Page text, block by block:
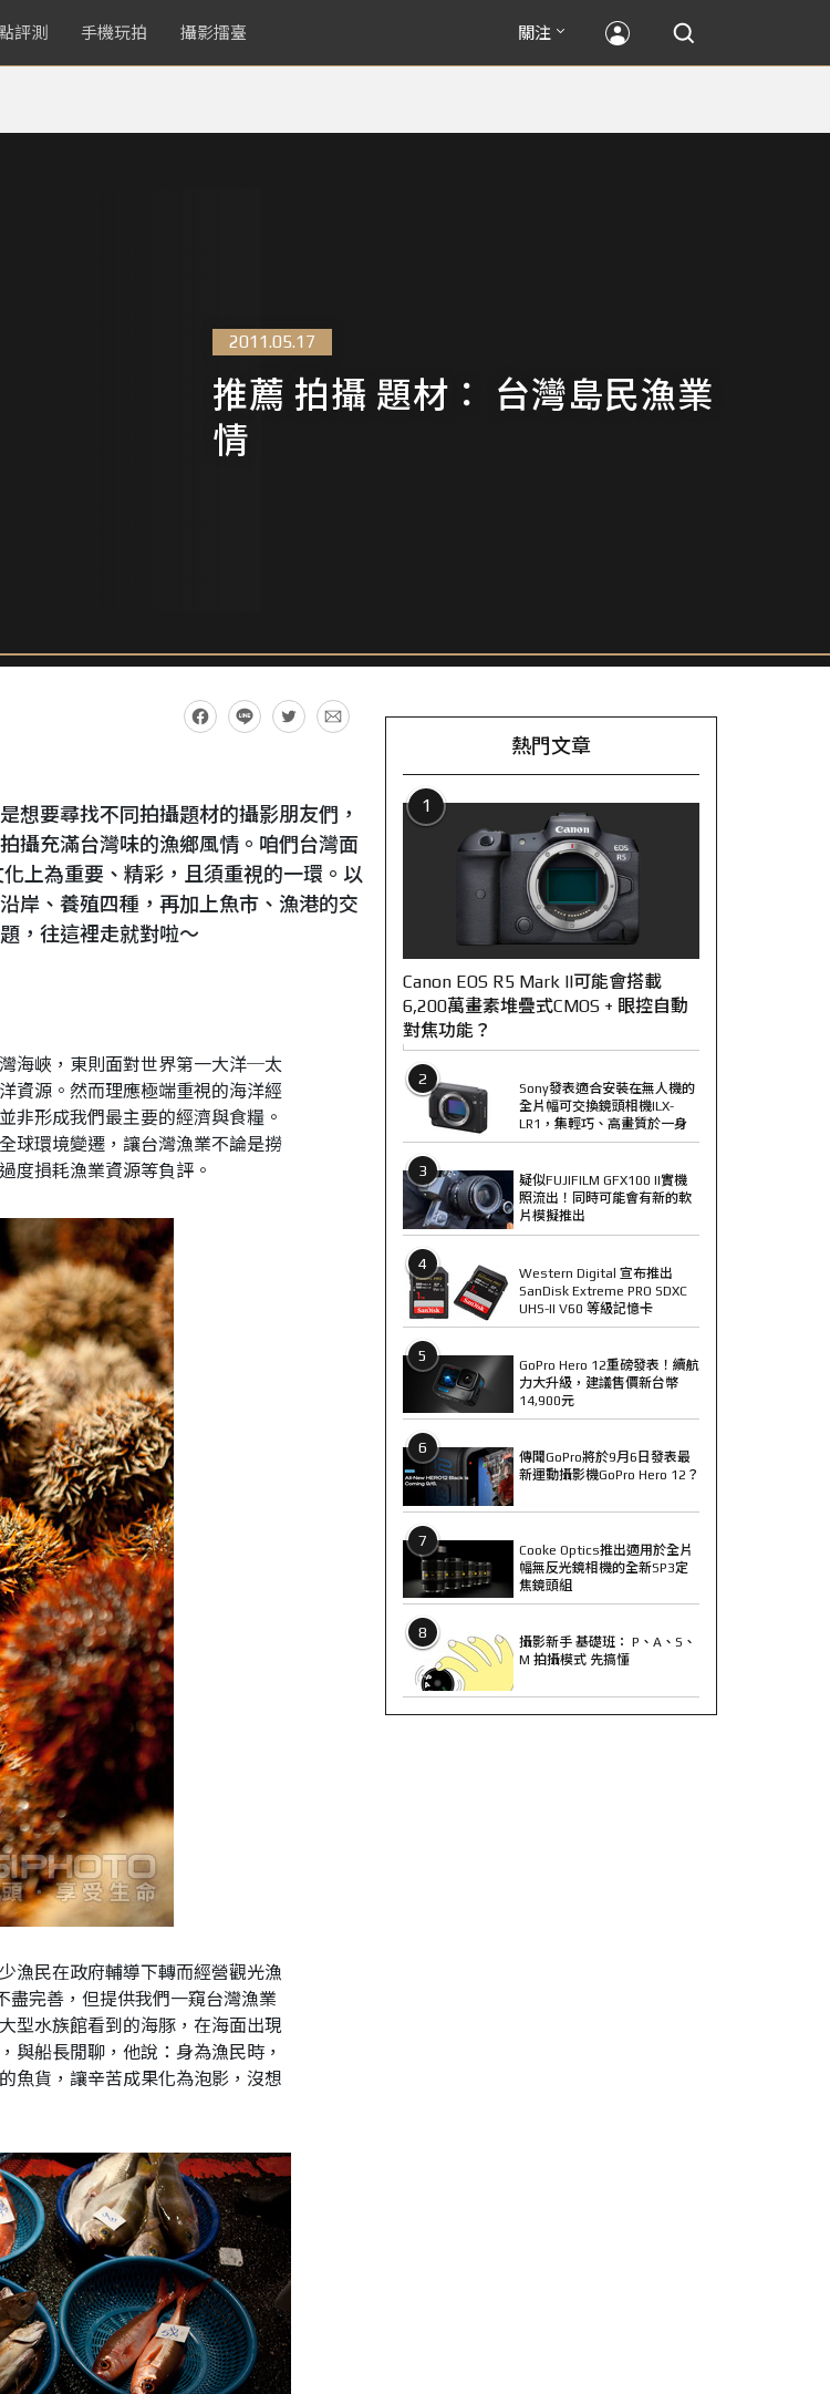
評測 手機玩拍 攝影擂臺 關注
2011.05.17
推薦 拍攝 題材： 台灣島民漁業
情
想要尋找不同拍攝題材的攝影朋友們，
攝充滿台灣味的漁鄉風情。咱們台灣面
上為重要、精彩，且須重視的一環。以
岸、養殖四種，再加上魚市、漁港的交
，往這裡走就對啦～
海峽，東則面對世界第一大洋─太
資源。然而理應極端重視的海洋經
非形成我們最主要的經濟與食糧。
球環境變遷，讓台灣漁業不論是撈
度損耗漁業資源等負評。
漁民在政府輔導下轉而經營觀光漁
盡完善，但提供我們一窺台灣漁業
型水族館看到的海豚，在海面出現
與船長閒聊，他說：身為漁民時，
魚貨，讓辛苦成果化為泡影，沒想
熱門文章
1
Canon EOS R5 Mark II可能會搭載
6,200萬畫素堆疊式CMOS + 眼控自動
對焦功能？
2
Sony發表適合安裝在無人機的
全片幅可交換鏡頭相機ILX-
LR1，集輕巧、高畫質於一身
3
疑似FUJIFILM GFX100 II實機
照流出！同時可能會有新的軟
片模擬推出
4
Western Digital 宣布推出
SanDisk Extreme PRO SDXC
UHS-II V60 等級記憶卡
5
GoPro Hero 12重磅發表！續航
力大升級，建議售價新台幣
14,900元
6
傳聞GoPro將於9月6日發表最
新運動攝影機GoPro Hero 12？
7
Cooke Optics推出適用於全片
幅無反光鏡相機的全新SP3定
焦鏡頭組
8
攝影新手 基礎班： P、A、S、
M 拍攝模式 先搞懂